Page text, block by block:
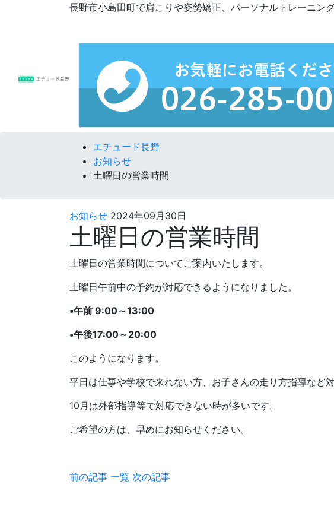
長野市小島田町で肩こりや姿勢矯正、パーソナルトレーニン
エチュード長野
お知らせ
土曜日の営業時間
お知らせ 2024年09月30日
土曜日の営業時間
土曜日の営業時間についてご案内いたします。
土曜日午前中の予約が対応できるようになりました。
▪午前 9:00～13:00
▪午後17:00～20:00
このようになります。
平日は仕事や学校で来れない方、お子さんの走り方指導など対
10月は外部指導等で対応できない時が多いです。
ご希望の方は、早めにお知らせください。
前の記事 一覧 次の記事